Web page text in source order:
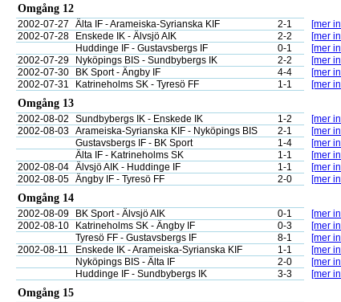
Omgång 12
2002-07-27 Älta IF - Arameiska-Syrianska KIF 2-1
[mer
2002-07-28
Enskede IK - Älvsjö AIK 2-2
[mer
Huddinge IF - Gustavsbergs IF
0-1
[mer
2002-07-29
Nyköpings BIS - Sundbybergs IK 2-2
[mer
2002-07-30
BK Sport - Ängby IF 4-4
[mer
2002-07-31
Katrineholms SK - Tyresö FF 1-1 [mer
Omgång 13
2002-08-02 Sundbybergs IK - Enskede IK 1-2
[mer
2002-08-03 Arameiska-Syrianska KIF - Nyköpings BIS 2-1
[mer
Gustavsbergs IF - BK Sport
1-4
[mer
Älta IF - Katrineholms SK
1-1
[mer
2002-08-04 Älvsjö AIK - Huddinge IF 1-1
[mer
2002-08-05 Ängby IF - Tyresö FF 2-0 [mer
Omgång 14
2002-08-09 BK Sport - Älvsjö AIK 0-1
[mer
2002-08-10
Katrineholms SK - Ängby IF 0-3
[mer
Tyresö FF - Gustavsbergs IF
8-1
[mer
2002-08-11
Enskede IK - Arameiska-Syrianska KIF 1-1
[mer
Nyköpings BIS - Älta IF
2-0
[mer
Huddinge IF - Sundbybergs IK
3-3 [mer
Omgång 15